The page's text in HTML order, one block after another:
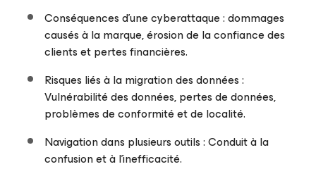
Conséquences d’une cyberattaque : dommages
causés à la marque, érosion de la confiance des
clients et pertes financières.
Risques liés à la migration des données :
Vulnérabilité des données, pertes de données,
problèmes de conformité et de localité.
Navigation dans plusieurs outils : Conduit à la
confusion et à l’inefficacité.